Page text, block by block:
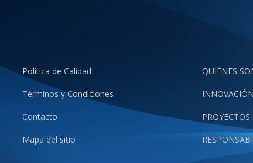
Política de Calidad
Términos y Condiciones
Contacto
Mapa del sitio
QUIENES
INNOVACIÓN
PROYECTOS